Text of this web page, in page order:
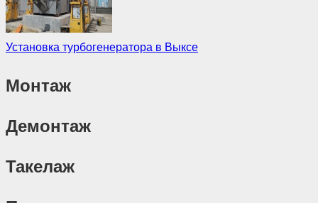
Установка турбогенератора в Выксе
Монтаж
Демонтаж
Такелаж